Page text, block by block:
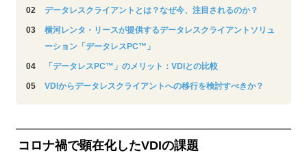
データレスクライアントとは？なぜ今、注目されるのか？
横河レンタ・リースが提供するデータレスクライアントソリュ
ーション「データレスPC™」
「データレスPC™」のメリット：VDIとの比較
VDIからデータレスクライアントへの移行を検討すべきか？
コロナ禍で顕在化したVDIの課題